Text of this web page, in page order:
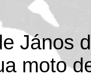
János
moto